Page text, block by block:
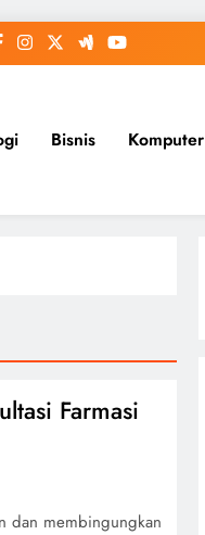
Bisnis Komputer
Farmasi
dan membingungkan